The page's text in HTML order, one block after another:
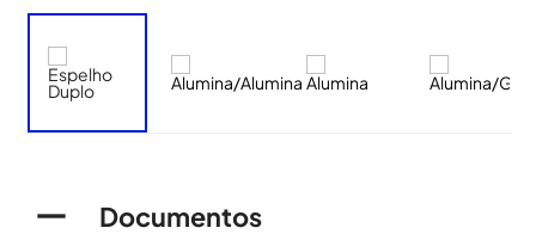
Documentos